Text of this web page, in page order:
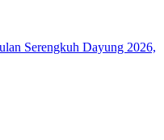
Serengkuh Dayung 2026,